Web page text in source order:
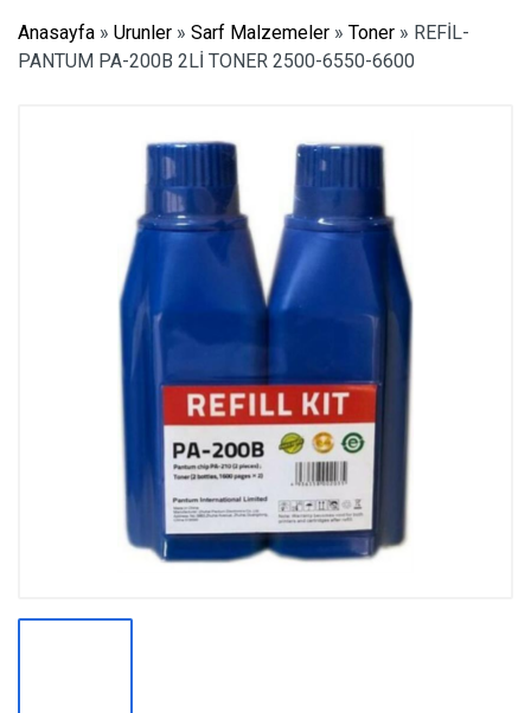
Anasayfa » Urunler » Sarf Malzemeler » Toner » REFİL-
PANTUM PA-200B 2Lİ TONER 2500-6550-6600